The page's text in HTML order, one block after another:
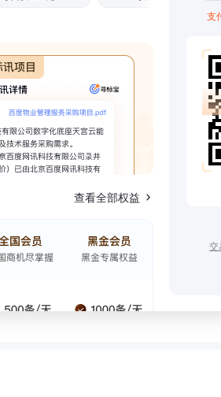
查看全部权益
支
交